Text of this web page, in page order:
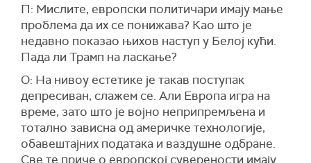
П: Мислите, европски политичари имају мање
проблема да их се понижава? Као што је
недавно показао њихов наступ у Белој кући.
Пада ли Трамп на ласкање?
О: На нивоу естетике је такав поступак
депресиван, слажем се. Али Европа игра на
време, зато што је војно неприпремљена и
тотално зависна од америчке технологије,
обавештајних података и ваздушне одбране.
Све те приче о европској суверености имају